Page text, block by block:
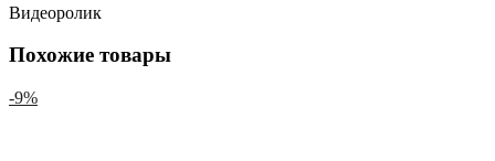
Видеоролик
Похожие товары
-9%